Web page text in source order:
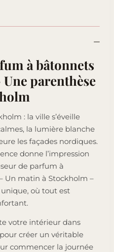
à bâtonnets
parenthèse
: la ville s’éveille
la lumière blanche
les façades nordiques.
donne l’impression
de parfum à
Un matin à Stockholm –
où tout est
votre intérieur dans
créer un véritable
commencer la journée